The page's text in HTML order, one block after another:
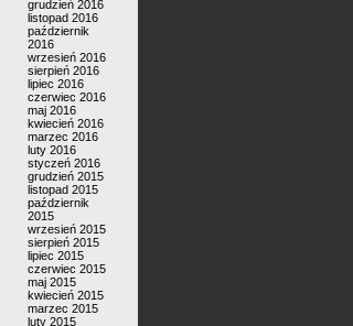
grudzień 2016
listopad 2016
październik
2016
wrzesień 2016
sierpień 2016
lipiec 2016
czerwiec 2016
maj 2016
kwiecień 2016
marzec 2016
luty 2016
styczeń 2016
grudzień 2015
listopad 2015
październik
2015
wrzesień 2015
sierpień 2015
lipiec 2015
czerwiec 2015
maj 2015
kwiecień 2015
marzec 2015
luty 2015